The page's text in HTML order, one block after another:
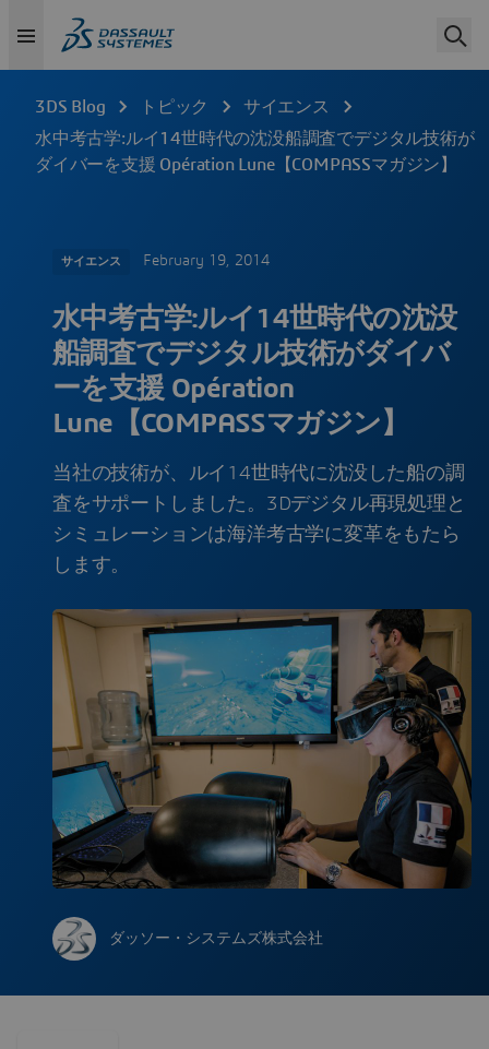
3DS Blog トピック
サイエンス
水中考古学:ルイ14世時代の沈没船調査でデジタル技術が
ダイバーを支援 Opération Lune【COMPASSマガジン】
サイエンス February 19, 2014
水中考古学:ルイ14世時代の沈没
船調査でデジタル技術がダイバ
ーを支援 Opération
Lune【COMPASSマガジン】
当社の技術が、ルイ14世時代に沈没した船の調
査をサポートしました。3Dデジタル再現処理と
シミュレーションは海洋考古学に変革をもたら
します。
ダッソー・システムズ株式会社